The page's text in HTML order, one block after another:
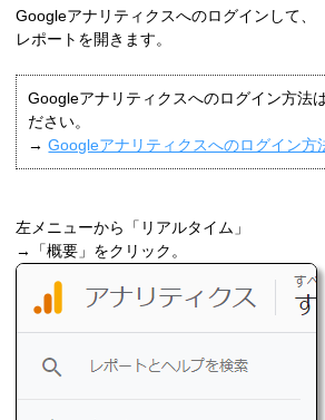
Googleアナリティクスへのログインして、
レポートを開きます。
Googleアナリティクスへのログイン方法
ださい。
→Googleアナリティクスへのログイン方
左メニューから「リアルタイム」
→「概要」をクリック。